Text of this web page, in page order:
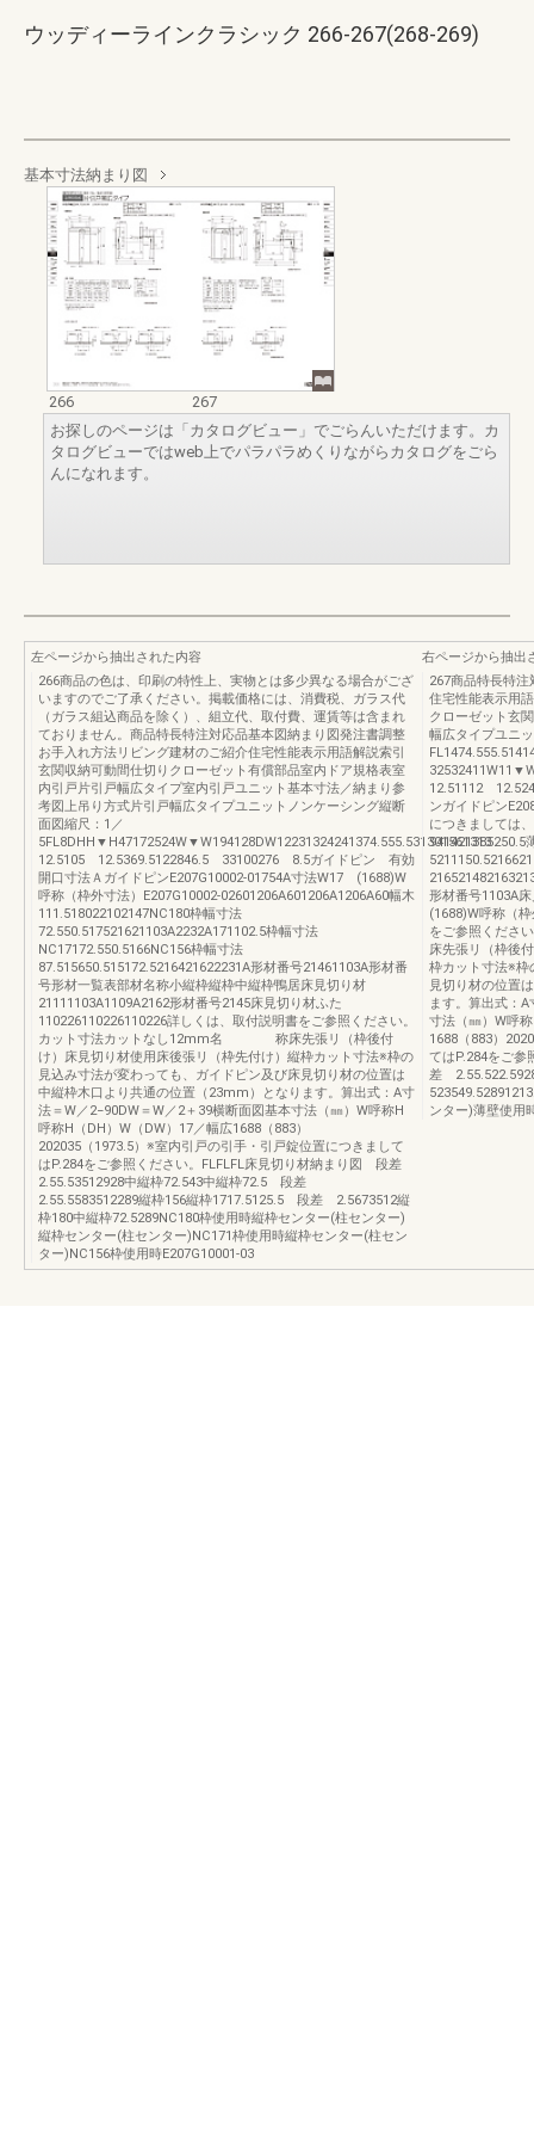
ウッディーラインクラシック 266-267(268-269)
基本寸法納まり図
266
267
お探しのページは「カタログビュー」でごらんいただけます。カ
タログビューではweb上でパラパラめくりながらカタログをごら
んになれます。
左ページから抽出された内容
266商品の色は、印刷の特性上、実物とは多少異なる場合がござ
いますのでご了承ください。掲載価格には、消費税、ガラス代
（ガラス組込商品を除く）、組立代、取付費、運賃等は含まれ
ておりません。商品特長特注対応品基本図納まり図発注書調整
お手入れ方法リビング建材のご紹介住宅性能表示用語解説索引
玄関収納可動間仕切りクローゼット有償部品室内ドア規格表室
内引戸片引戸幅広タイプ室内引戸ユニット基本寸法／納まり参
考図上吊り方式片引戸幅広タイプユニットノンケーシング縦断
面図縮尺：1／
5FL8DHH▼H47172524W▼W194128DW12231324241374.555.531301561313
12.5105 12.5369.5122846.5 33100276 8.5ガイドピン 有効
開口寸法ＡガイドピンE207G10002-01754A寸法W17 (1688)W
呼称（枠外寸法）E207G10002-02601206A601206A1206A60幅木
111.518022102147NC180枠幅寸法
72.550.517521621103A2232A171102.5枠幅寸法
NC17172.550.5166NC156枠幅寸法
87.515650.515172.5216421622231A形材番号21461103A形材番
号形材一覧表部材名称小縦枠縦枠中縦枠鴨居床見切り材
21111103A1109A2162形材番号2145床見切り材ふた
110226110226110226詳しくは、取付説明書をご参照ください。
カット寸法カットなし12mm名 称床先張リ（枠後付
け）床見切り材使用床後張リ（枠先付け）縦枠カット寸法※枠の
見込み寸法が変わっても、ガイドピン及び床見切り材の位置は
中縦枠木口より共通の位置（23mm）となります。算出式：A寸
法＝W／2−90DW＝W／2＋39横断面図基本寸法（㎜）W呼称H
呼称H（DH）W（DW）17／幅広1688（883）
202035（1973.5）※室内引戸の引手・引戸錠位置につきまして
はP.284をご参照ください。FLFLFL床見切り材納まり図 段差
2.55.53512928中縦枠72.543中縦枠72.5 段差
2.55.5583512289縦枠156縦枠1717.5125.5 段差 2.5673512縦
枠180中縦枠72.5289NC180枠使用時縦枠センター(柱センター)
縦枠センター(柱センター)NC171枠使用時縦枠センター(柱セン
ター)NC156枠使用時E207G10001-03
右ページから抽出
267商品特長特
住宅性能表示用
クローゼット玄
幅広タイプユニ
12.51112
ンガイドピン
につきましては
941421385250.5
形材番号1103A
(1688)W呼称（
をご参照くだ
床先張リ（枠後
枠カット寸法※枠
見切り材の位置
ます。算出式：
寸法（㎜）W呼
1688（883）
てはP.284をご
差
ンター)薄壁使用